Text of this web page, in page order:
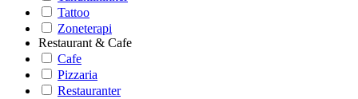
Tattoo
Zoneterapi
Restaurant & Cafe
Cafe
Pizzaria
Restauranter